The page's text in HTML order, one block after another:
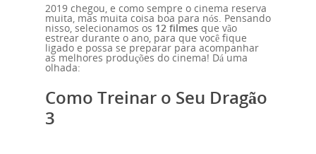
2019 chegou, e como sempre o cinema reserva
muita, mas muita coisa boa para nós. Pensando
nisso, selecionamos os 12 filmes que vão
estrear durante o ano, para que você fique
ligado e possa se preparar para acompanhar
as melhores produções do cinema! Dá uma
olhada:
Como Treinar o Seu Dragão
3